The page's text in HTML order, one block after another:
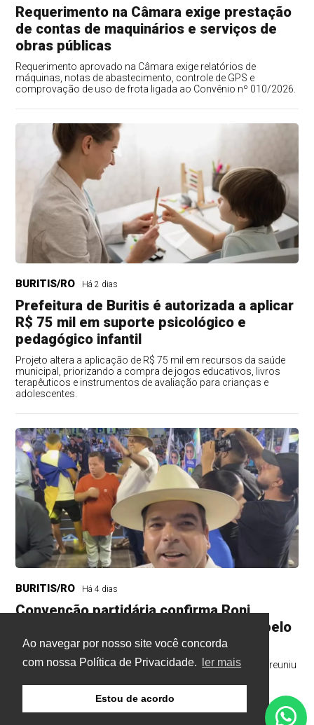
Ao navegar por nosso site você concorda
com nossa Política de Privacidade.
ler mais
Estou de acordo
Requerimento na Câmara exige prestação
de contas de maquinários e serviços de
obras públicas
Requerimento aprovado na Câmara exige relatórios de
máquinas, notas de abastecimento, controle de GPS e
comprovação de uso de frota ligada ao Convênio nº 010/2026.
BURITIS/RO Há 2 dias
Prefeitura de Buritis é autorizada a aplicar
R$ 75 mil em suporte psicológico e
pedagógico infantil
Projeto altera a aplicação de R$ 75 mil em recursos da saúde
municipal, priorizando a compra de jogos educativos, livros
terapêuticos e instrumentos de avaliação para crianças e
adolescentes.
BURITIS/RO Há 4 dias
Convenção partidária confirma Roni
Irmãozinho como candidato à eleição pelo
Avante
Convenção partidária realizada na noite deste sábado (1) reuniu